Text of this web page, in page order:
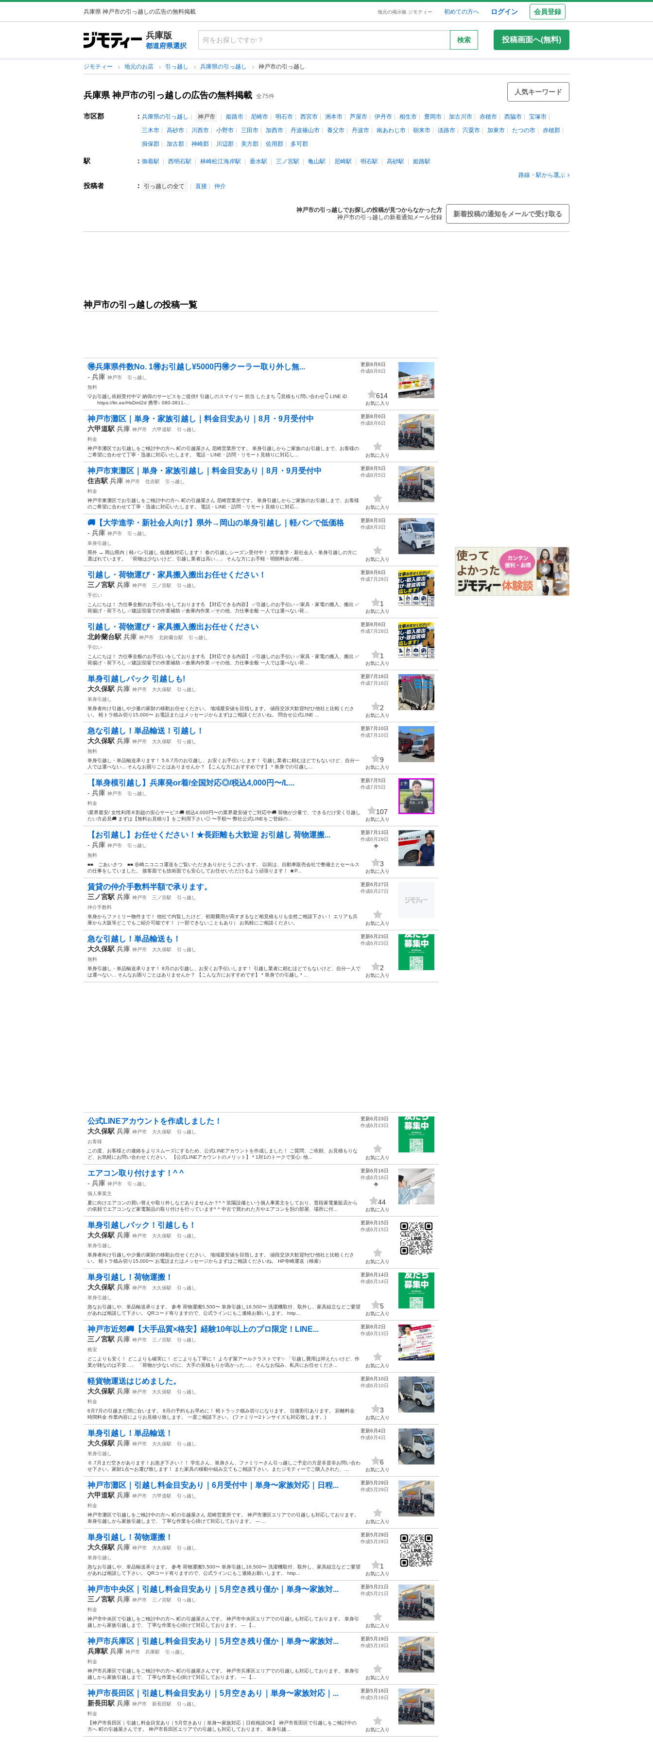
兵庫県 神戸市の引っ越しの広告の無料掲載 地元の掲示板 ジモティー 初めての方へ ログイン 会員登録
兵庫版
都道府県選択
検索 投稿画面へ(無料)
ジモティー 地元のお店 引っ越し 兵庫県の引っ越し 神戸市の引っ越し
兵庫県 神戸市の引っ越しの広告の無料掲載 全75件
人気キーワード
市区郡 ： 兵庫県の引っ越し 神戸市 姫路市 尼崎市 明石市 西宮市 洲本市 芦屋市 伊丹市 相生市 豊岡市 加古川市 赤穂市 西脇市
宝塚市
三木市
高砂市 川西市 小野市 三田市 加西市 丹波篠山市 養父市 丹波市 南あわじ市 朝来市 淡路市 宍粟市 加東市 たつの市
赤穂郡
揖保郡
加古郡 神崎郡 川辺郡 美方郡 佐用郡 多可郡
駅 ： 御着駅 西明石駅 林崎松江海岸駅 垂水駅 三ノ宮駅 亀山駅 尼崎駅 明石駅 高砂駅
姫路駅
路線・駅から選ぶ
投稿者 ： 引っ越しの全て 直接 仲介
神戸市の引っ越しでお探しの投稿が見つからなかった方
神戸市の引っ越しの新着通知メール登録
新着投稿の通知をメールで受け取る
神戸市の引っ越しの投稿一覧
🉐兵庫県件数No. 1🉐お引越し¥5000円🉐クーラー取り外し無...
- 兵庫 神戸市
引っ越し
無料
💡お引越し依頼受付中💡 納得のサービスをご提供‼️ 引越しのスマイリー 担当 したまち 👇見積もり問い合わせ👇 LINE iD
https://lin.ee/HsDmI2d 携帯↓ 080-3811-...
更新8月6日
作成8月6日
614
お気に入り
神戸市灘区｜単身・家族引越し｜料金目安あり｜8月・9月受付中
六甲道駅 兵庫 神戸市 六甲道駅
引っ越し
料金
神戸市灘区でお引越しをご検討中の方へ 町の引越屋さん 尼崎営業所です。 単身引越しからご家族のお引越しまで、お客様の
ご希望に合わせて丁寧・迅速に対応いたします。 電話・LINE・訪問・リモート見積りに対応し...
更新8月6日
作成8月6日
お気に入り
神戸市東灘区｜単身・家族引越し｜料金目安あり｜8月・9月受付中
住吉駅 兵庫 神戸市 住吉駅
引っ越し
料金
神戸市東灘区でお引越しをご検討中の方へ 町の引越屋さん 尼崎営業所です。 単身引越しからご家族のお引越しまで、お客様
のご希望に合わせて丁寧・迅速に対応いたします。 電話・LINE・訪問・リモート見積りに対応...
更新8月5日
作成8月5日
お気に入り
🚚【大学進学・新社会人向け】県外→岡山の単身引越し｜軽バンで低価格
- 兵庫 神戸市
引っ越し
単身引越し
県外 → 岡山県内｜軽バン引越し 低価格対応します！ 春の引越しシーズン受付中！ 大学進学・新社会人・単身引越しの方に
選ばれています。 「荷物は少ないけど、引越し業者は高い…」 そんな方にお手軽・明朗料金の軽...
更新8月3日
作成8月3日
お気に入り
引越し・荷物運び・家具搬入搬出お任せください！
三ノ宮駅 兵庫 神戸市 三ノ宮駅
引っ越し
手伝い
こんにちは！ 力仕事全般のお手伝いをしております💪 【対応できる内容】 ✅引越しのお手伝い ✅家具・家電の搬入、搬出 ✅
荷揚げ・荷下ろし ✅建設現場での作業補助 ✅倉庫内作業 ✅その他、力仕事全般 一人では運べない荷...
更新8月6日
作成7月28日
1
お気に入り
引越し・荷物運び・家具搬入搬出お任せください
北鈴蘭台駅 兵庫 神戸市 北鈴蘭台駅
引っ越し
手伝い
こんにちは！ 力仕事全般のお手伝いをしております💪 【対応できる内容】 ✅引越しのお手伝い ✅家具・家電の搬入、搬出 ✅
荷揚げ・荷下ろし ✅建設現場での作業補助 ✅倉庫内作業 ✅その他、力仕事全般 一人では運べない荷...
更新8月6日
作成7月28日
1
お気に入り
単身引越しパック 引越しも!
大久保駅 兵庫 神戸市 大久保駅
引っ越し
単身引越し
単身者向け引越しや少量の家財の移動お任せください。 地域最安値を目指します。 値段交渉大歓迎❗️ぜひ他社と比較くださ
い。 軽トラ積み切り15,000〜 お電話またはメッセージからまずはご相談くださいね。 問合せ公式LINE ...
更新7月16日
作成7月16日
2
お気に入り
急な引越し！単品輸送！引越し！
大久保駅 兵庫 神戸市 大久保駅
引っ越し
無料
単身引越し・単品輸送承ります！ 5.6.7月のお引越し、お安くお手伝いします！ 引越し業者に頼むほどでもないけど、自分一
人では運べない... そんなお困りごとはありませんか？ 【こんな方におすすめです】 * 単身での引越し...
更新7月10日
作成7月10日
9
お気に入り
【単身模引越し】兵庫発or着/全国対応◎/税込4,000円〜/L...
- 兵庫 神戸市
引っ越し
料金
\業界最安/ 女性利用８割超の安心サービス🚚 税込4,000円〜の業界最安値でご対応中🚚 荷物が少量で、できるだけ安く引越し
たい方必見🚚 まずは【無料お見積り】をご利用下さい◎ 〜手順〜 弊社公式LINEをご登録の...
更新7月5日
作成7月5日
107
お気に入り
【お引越し】お任せください！★長距離も大歓迎 お引越し 荷物運搬...
- 兵庫 神戸市
引っ越し
無料
■■ ごあいさつ ■■ 谷崎ニコニコ運送をご覧いただきありがとうございます。 以前は、自動車販売会社で整備士とセールス
の仕事をしていました。 接客面でも技術面でも安心してお任せいただけるよう頑張ります！ ★P...
更新7月13日
作成6月29日
3
お気に入り
賃貸の仲介手数料半額で承ります。
三ノ宮駅 兵庫 神戸市 三ノ宮駅
引っ越し
仲介手数料
単身からファミリー物件まで！ 他社で内覧したけど、初期費用が高すぎるなど相見積もりも全然ご相談下さい！ エリアも兵
庫から大阪等どこでもご紹介可能です！（一部できないこともあり） お気軽にご相談ください。
更新6月27日
作成6月27日
お気に入り
急な引越し！単品輸送も！
大久保駅 兵庫 神戸市 大久保駅
引っ越し
無料
単身引越し・単品輸送承ります！ 8月のお引越し、お安くお手伝いします！ 引越し業者に頼むほどでもないけど、自分一人で
は運べない... そんなお困りごとはありませんか？ 【こんな方におすすめです】 * 単身での引越し * ...
更新6月23日
作成6月23日
2
お気に入り
公式LINEアカウントを作成しました！
大久保駅 兵庫 神戸市 大久保駅
引っ越し
お客様
この度、お客様との連絡をよりスムーズにするため、公式LINEアカウントを作成しました！ ご質問、ご依頼、お見積もりな
ど、お気軽にお問い合わせください。 【公式LINEアカウントのメリット】 * 1対1のトークで安心: 他...
更新6月23日
作成6月23日
お気に入り
エアコン取り付けます！^ ^
- 兵庫 神戸市
引っ越し
個人事業主
夏に向けエアコンの買い替えや取り外しなどありませんか？^ ^ 笑陽設備という個人事業主をしており、普段家電量販店から
の依頼でエアコンなど家電製品の取り付けを行っています^ ^ 中古で買われた方やエアコンを別の部屋、場所に付...
更新6月16日
作成6月16日
44
お気に入り
単身引越しパック！引越しも！
大久保駅 兵庫 神戸市 大久保駅
引っ越し
単身引越し
単身者向け引越しや少量の家財の移動お任せください。 地域最安値を目指します。 値段交渉大歓迎❗️ぜひ他社と比較くださ
い。 軽トラ積み切り15,000〜 お電話またはメッセージからまずはご相談くださいね。 HP寺崎運送（検索）
更新6月15日
作成6月15日
お気に入り
単身引越し！荷物運搬！
大久保駅 兵庫 神戸市 大久保駅
引っ越し
単身引越し
急なお引越しや、単品輸送承ります。 参考 荷物運搬5,500〜 単身引越し16,500〜 洗濯機取付、取外し、家具組立などご要望
があれば相談して下さい。 QRコード有りますので、公式ラインにもこ連絡お願いします。 http...
更新6月14日
作成6月14日
5
お気に入り
神戸市近郊🚚【大手品質×格安】経験10年以上のプロ限定！LINE...
三ノ宮駅 兵庫 神戸市 三ノ宮駅
引っ越し
格安
どこよりも安く！ どこよりも確実に！ どこよりも丁寧に！ よろず屋アールクラストです✨ 「引越し費用は抑えたいけど、作
業が雑なのは不安…」 「荷物が少ないのに、大手の見積もりが高かった…」 そんなお悩み、私共にお任せくださ...
更新8月2日
作成6月13日
お気に入り
軽貨物運送はじめました。
大久保駅 兵庫 神戸市 大久保駅
引っ越し
料金
6月7月の引越まだ間に合います。 8月の予約もお早めに！ 軽トラック積み切りになります。 往復割引あります。 距離料金
時間料金 作業内容によりお見積り致します。 一度ご相談下さい。 (ファミリー2トンサイズも対応致します。)
更新6月10日
作成6月10日
3
お気に入り
単身引越し！単品輸送！
大久保駅 兵庫 神戸市 大久保駅
引っ越し
単身引越し
６.7月まだ空きがあります！お急ぎ下さい！！ 学生さん、単身さん、ファミリーさん引っ越しご予定の方是非是非お問い合わ
せ下さい。家財1点〜お運び致します！ また家具の移動や組み立てもご相談下さい。またジモティーでご購入された、...
更新6月4日
作成6月4日
6
お気に入り
神戸市灘区｜引越し料金目安あり｜6月受付中｜単身〜家族対応｜日程...
六甲道駅 兵庫 神戸市 六甲道駅
引っ越し
料金
神戸市灘区で引越しをご検討中の方へ 町の引越屋さん 尼崎営業所です。 神戸市灘区エリアでの引越しも対応しております。
単身引越しから家族引越しまで、 丁寧な作業を心掛けて対応しております。 --- ...
更新5月29日
作成5月29日
お気に入り
単身引越し！荷物運搬！
大久保駅 兵庫 神戸市 大久保駅
引っ越し
単身引越し
急なお引越しや、単品輸送承ります。 参考 荷物運搬5,500〜 単身引越し16,500〜 洗濯機取付、取外し、家具組立などご要望
があれば相談して下さい。 QRコード有りますので、公式ラインにもこ連絡お願いします。 http...
更新5月29日
作成5月29日
1
お気に入り
神戸市中央区｜引越し料金目安あり｜5月空き残り僅か｜単身〜家族対...
三ノ宮駅 兵庫 神戸市 三ノ宮駅
引っ越し
料金
神戸市中央区で引越しをご検討中の方へ 町の引越屋さんです。 神戸市中央区エリアでの引越しも対応しております。 単身引
越しから家族引越しまで、 丁寧な作業を心掛けて対応しております。 --- 【...
更新5月21日
作成5月21日
お気に入り
神戸市兵庫区｜引越し料金目安あり｜5月空き残り僅か｜単身〜家族対...
兵庫駅 兵庫 神戸市 兵庫駅
引っ越し
料金
神戸市兵庫区で引越しをご検討中の方へ 町の引越屋さんです。 神戸市兵庫区エリアでの引越しも対応しております。 単身引
越しから家族引越しまで、 丁寧な作業を心掛けて対応しております。 --- 【...
更新5月19日
作成5月19日
お気に入り
神戸市長田区｜引越し料金目安あり｜5月空きあり｜単身〜家族対応｜...
新長田駅 兵庫 神戸市 新長田駅
引っ越し
料金
【神戸市長田区｜引越し料金目安あり｜5月空きあり｜単身〜家族対応｜日程相談OK】 神戸市長田区で引越しをご検討中の
方へ 町の引越屋さんです。 神戸市長田区エリアでの引越しも対応しております。 単身引越...
更新5月16日
作成5月16日
お気に入り